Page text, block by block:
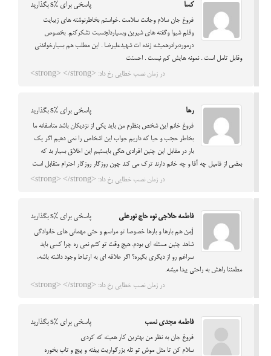
کسا پاسخی برای %s بگذارید
فروغ جان سلام وجانت سلامت .خواستم بخاطرنوشته های زیبایت
وقلم شیوا وگفته های شیرین وبسیاردلچسبت تشکرکنم. بخصوص
درموردبرادرهمیشه زنده ات شهیدعلیرضا . این مطلب هم بسیارخواندنی
وقابل تامل است . نمونه هایش کم نیست . احسنت
در زمان نصب خطایی رخ داد: <strong> </strong>
رها پاسخی برای %s بگذارید
فروغ خانم این شخص بنظرم من باید یکی از نزدیکان باشد متاسفانه ما
بخاطر حجب و حیا که داریم جواب این اشخاص را نمی دهیم اگر یک
بار در مقابل این چنین افرادی هگی بایستیم این اخلاق بسیار بد که
بعضی از فامیل چه آقا و چه خانم دارند ترک می کند چون روزگار روزگار احترام متقابل است
در زمان نصب خطایی رخ داد: <strong> </strong>
فاطمه حلاجی نوه حاج نورعلی پاسخی برای %s بگذارید
jمن هم بارها و بارها خصوصا تو مراسم و حتی مهمانی های خانوادگی
شاهد چنین مسئله ای بودم. هیچ وقت تو کتم نمی ره چرا کسی باید
سراغم رو از دیگری بگیره؟ اگر علاقه ای به ارتباط وجود داشته باشه،
مطمئنا راهش به راحتی پیدا میشه.
در زمان نصب خطایی رخ داد: <strong> </strong>
فاطمه مجدی نسب پاسخی برای %s بگذارید
فروغ جان به نظر من بهترین کار همینه که کردی
سلام کن تا مثل موش تو تله بزرگواریت بیفته و پیچ و تاب بخوره